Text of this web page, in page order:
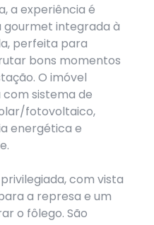
a experiência é
integrada à
perfeita para
bons momentos
O imóvel
sistema de
fotovoltaico,
energética e
com vista
a represa e um
o fôlego. São